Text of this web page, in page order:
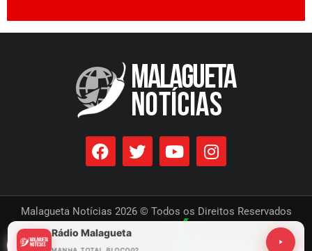
Malagueta Notícias 2026 © Todos os Direitos Reservados
Desenvolvido por
Rádio Malagueta